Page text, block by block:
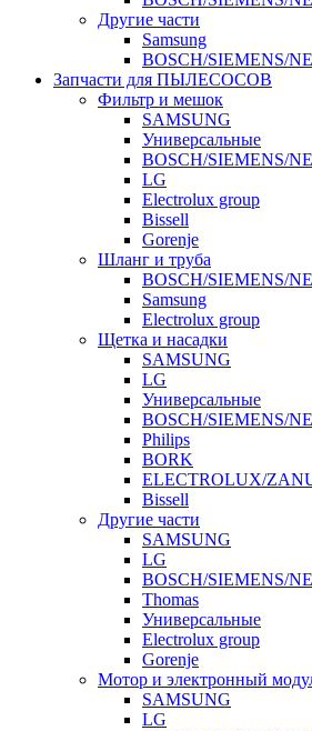
Другие части
Samsung
BOSCH/SIEMENS/
Запчасти для ПЫЛЕСОСОВ
Фильтр и мешок
SAMSUNG
Универсальные
BOSCH/SIEMENS/
LG
Electrolux group
Bissell
Gorenje
Шланг и труба
BOSCH/SIEMENS/
Samsung
Electrolux group
Щетка и насадки
SAMSUNG
LG
Универсальные
BOSCH/SIEMENS/
Philips
BORK
ELECTROLUX/
Bissell
Другие части
SAMSUNG
LG
BOSCH/SIEMENS/
Thomas
Универсальные
Electrolux group
Gorenje
Мотор и электронный
SAMSUNG
LG